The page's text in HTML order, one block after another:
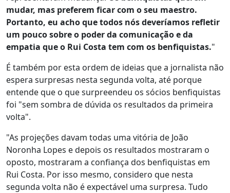
mudar, mas preferem ficar com o seu maestro.
Portanto, eu acho que todos nós deveríamos refletir
um pouco sobre o poder da comunicação e da
empatia que o Rui Costa tem com os benfiquistas."
É também por esta ordem de ideias que a jornalista não
espera surpresas nesta segunda volta, até porque
entende que o que surpreendeu os sócios benfiquistas
foi "sem sombra de dúvida os resultados da primeira
volta".
"As projeções davam todas uma vitória de João
Noronha Lopes e depois os resultados mostraram o
oposto, mostraram a confiança dos benfiquistas em
Rui Costa. Por isso mesmo, considero que nesta
segunda volta não é expectável uma surpresa. Tudo